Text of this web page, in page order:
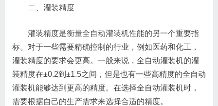
二、灌装精度
灌装精度是衡量全自动灌装机性能的另一个重要指
标。对于一些需要精确控制的行业，例如医药和化工，
灌装精度的要求会更高。一般来说，全自动灌装机的灌
装精度在±0.2到±1.5之间，但是也有一些高精度的全自动
灌装机能够达到更高的精度。在选择全自动灌装机时，
需要根据自己的生产需求来选择合适的精度。